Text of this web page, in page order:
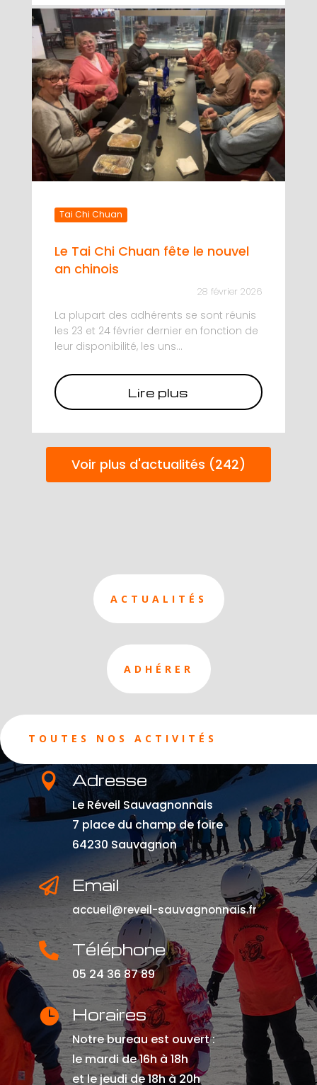
Tai Chi Chuan
Le Tai Chi Chuan fête le nouvel
an chinois
28 février 2026
La plupart des adhérents se sont réunis
les 23 et 24 février dernier en fonction de
leur disponibilité, les uns...
Lire plus
Voir plus d'actualités (242)
ACTUALITÉS
ADHÉRER
TOUTES NOS ACTIVITÉS
 Adresse
Le Réveil Sauvagnonnais
7 place du champ de foire
64230 Sauvagnon
 Email
accueil@reveil-sauvagnonnais.fr
 Téléphone
05 24 36 87 89
 Horaires
Notre bureau est ouvert :
le mardi de 16h à 18h
et le jeudi de 18h à 20h